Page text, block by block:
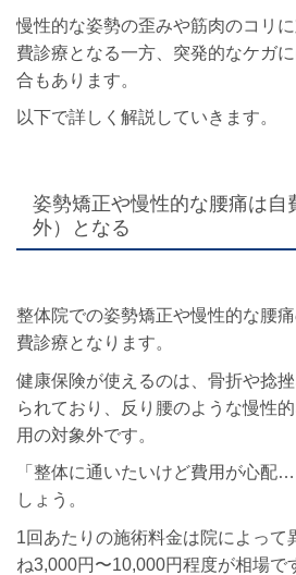
慢性的な姿勢の歪みや筋肉のコリ
費診療となる一方、突発的なケガ
合もあります。
以下で詳しく解説していきます。
姿勢矯正や慢性的な腰痛は自
外）となる
整体院での姿勢矯正や慢性的な腰
費診療となります。
健康保険が使えるのは、骨折や捻
られており、反り腰のような慢性
用の対象外です。
「整体に通いたいけど費用が心配
しょう。
1回あたりの施術料金は院によって
ね3,000円〜10,000円程度が相場で